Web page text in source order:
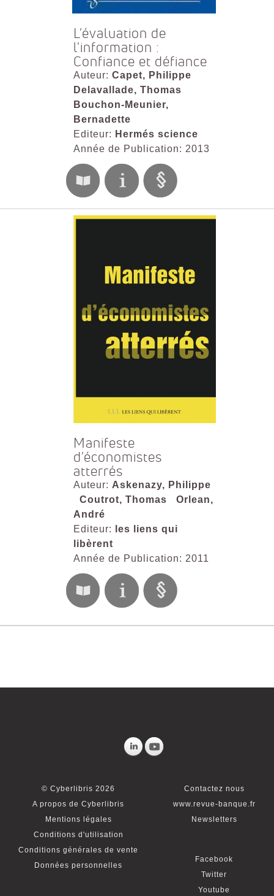
L'évaluation de
l'information :
Confiance et défiance
Auteur: Capet, Philippe
Delavallade, Thomas
Bouchon-Meunier,
Bernadette
Editeur: Hermés science
Année de Publication: 2013
Manifeste
d'économistes
atterrés
Auteur: Askenazy, Philippe
Coutrot, Thomas
Orlean,
André
Editeur:
les liens qui
libèrent
Année de Publication: 2011
© Cyberlibris 2026
A propos de Cyberlibris
Mentions légales
Conditions d'utilisation
Conditions générales de vente
Données personnelles
Contactez nous
www.revue-banque.fr
Newsletters
Facebook
Twitter
Youtube